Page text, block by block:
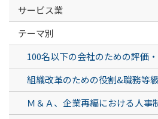
サービス業
テーマ別
100名以下の会社のための評価
組織改革のための役割&職務等
Ｍ＆Ａ、企業再編における人事